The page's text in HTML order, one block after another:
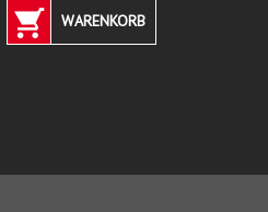
WARENKORB